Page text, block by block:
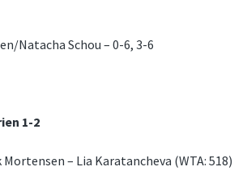
Natacha Schou – 0-6, 3-6
1-2
Mortensen – Lia Karatancheva (WTA: 518)